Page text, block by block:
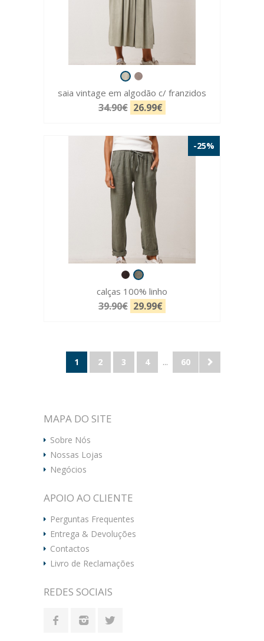
saia vintage em algodão c/ franzidos
34.90€ 26.99€
-25%
calças 100% linho
39.90€ 29.99€
1 2 3 4 ... 60
MAPA DO SITE
Sobre Nós
Nossas Lojas
Negócios
APOIO AO CLIENTE
Perguntas Frequentes
Entrega & Devoluções
Contactos
Livro de Reclamações
REDES SOCIAIS